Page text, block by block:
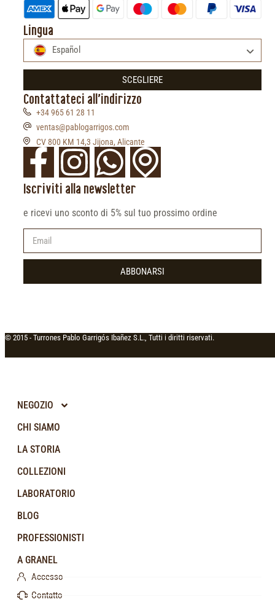
Lingua
Español
SCEGLIERE
Contattateci all'indirizzo
+34 965 61 28 11
ventas@pablogarrigos.com
CV 800 KM 14,3 Jijona, Alicante
Iscriviti alla newsletter
e ricevi uno sconto di 5% sul tuo prossimo ordine
ABBONARSI
© 2015 - Turrones Pablo Garrigós Ibañez S.L., Tutti i diritti riservati.
NEGOZIO
CHI SIAMO
LA STORIA
COLLEZIONI
LABORATORIO
BLOG
PROFESSIONISTI
A GRANEL
Accesso
Contatto